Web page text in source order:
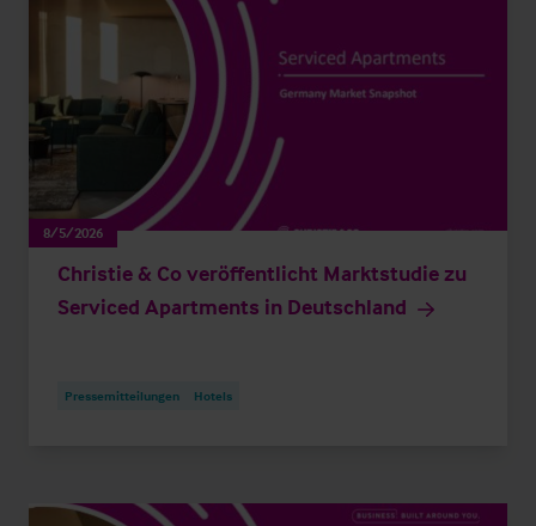
8/5/2026
Christie & Co veröffentlicht Marktstudie zu
Serviced Apartments in Deutschland
Pressemitteilungen Hotels